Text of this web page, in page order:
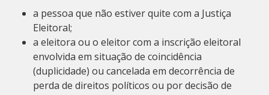
a pessoa que não estiver quite com a Justiça
Eleitoral;
a eleitora ou o eleitor com a inscrição eleitoral
envolvida em situação de coincidência
(duplicidade) ou cancelada em decorrência de
perda de direitos políticos ou por decisão de